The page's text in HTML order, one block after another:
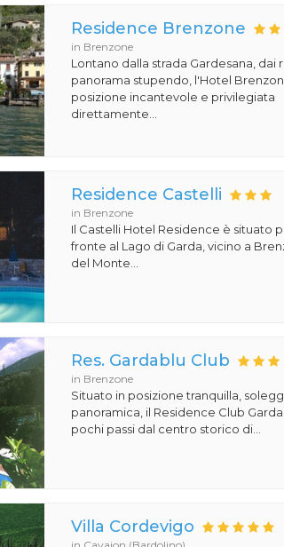
Residence Brenzone
in Brenzone
Lontano dalla strada Gardesana, dai
panorama stupendo, l'Hotel
posizione incantevole e privilegiata
direttamente...
Residence Castelli
in Brenzone
Il Castelli Hotel Residence è situato
fronte al Lago di Garda, vicino a
del Monte...
Res. Gardablu Club
in Brenzone
Situato in posizione tranquilla,
panoramica, il Residence Club
pochi passi dal centro storico di...
Villa Cordevigo